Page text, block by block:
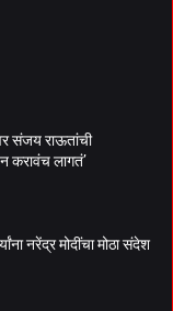
संजय राऊतांची
करावंच लागतं’
नरेंद्र मोदींचा मोठा संदेश